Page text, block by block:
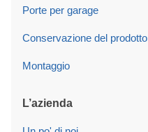
Porte per garage
Conservazione del prodotto
Montaggio
L’azienda